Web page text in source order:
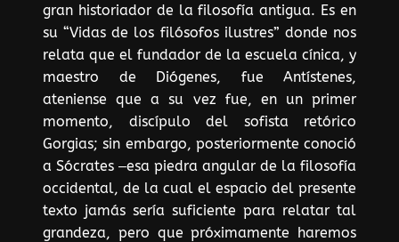
gran historiador de la filosofía antigua. Es en
su “Vidas de los filósofos ilustres” donde nos
relata que el fundador de la escuela cínica, y
maestro de Diógenes, fue Antístenes,
ateniense que a su vez fue, en un primer
momento, discípulo del sofista retórico
Gorgias; sin embargo, posteriormente conoció
a Sócrates ‒esa piedra angular de la filosofía
occidental, de la cual el espacio del presente
texto jamás sería suficiente para relatar tal
grandeza, pero que próximamente haremos